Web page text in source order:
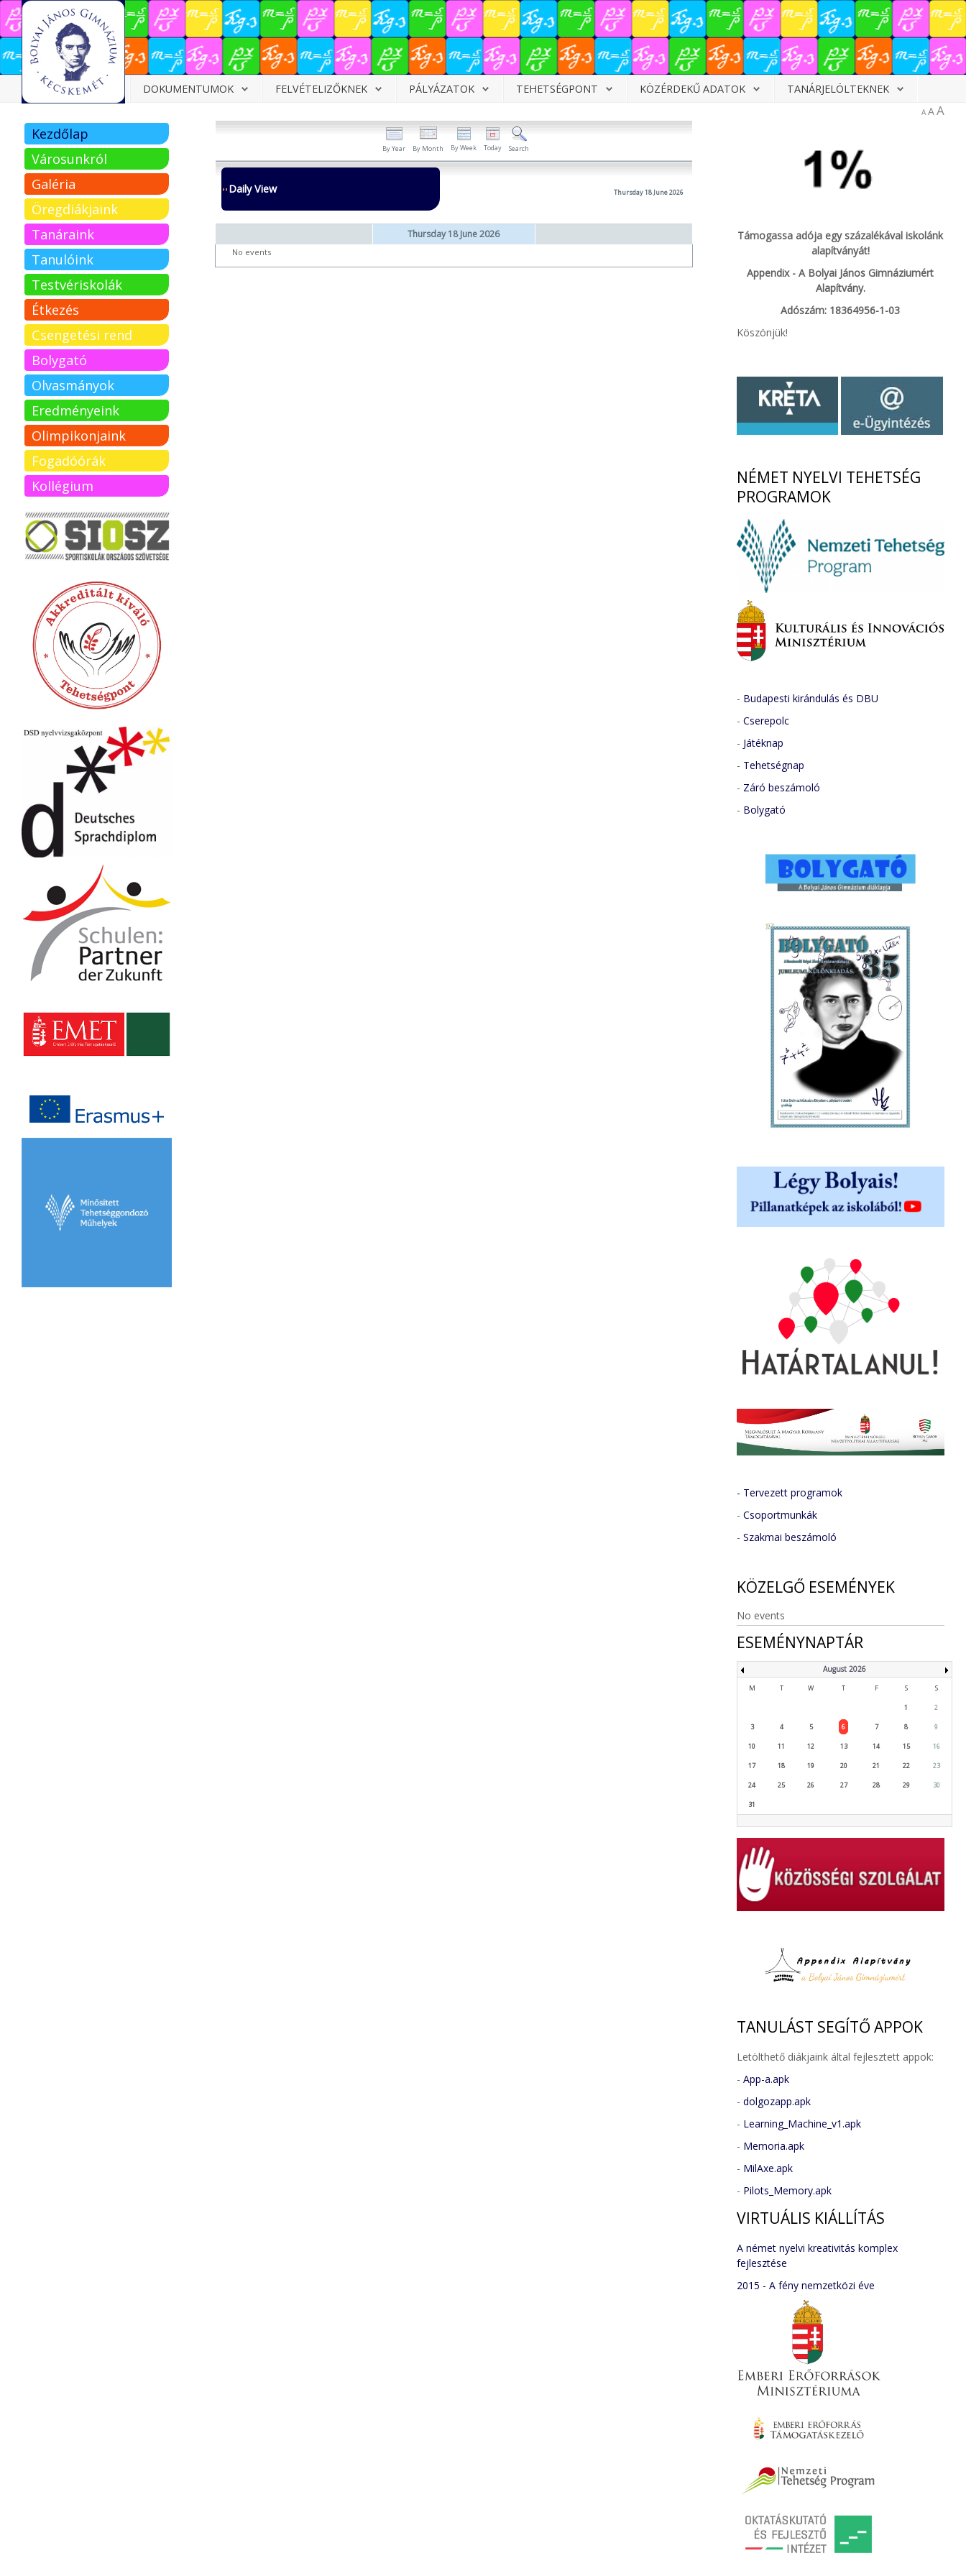
Dokumentumok
Felvételizőknek
Pályázatok
Tehetségpont
Közérdekű
adatok
Tanárjelölteknek
DOKUMENTUMOK FELVÉTELIZŐKNEK PÁLYÁZATOK TEHETSÉGPONT KÖZÉRDEKŰ ADATOK TANÁRJELÖLTEKNEK
A AA
By Year By Month By Week Today Search
Daily View Thursday 18 June 2026
Thursday 18 June 2026
No events
Kezdőlap
Városunkról
Galéria
Öregdiákjaink
Tanáraink
Tanulóink
Testvériskolák
Étkezés
Csengetési rend
Bolygató
Olvasmányok
Eredményeink
Olimpikonjaink
Fogadóórák
Kollégium
Támogassa adója egy százalékával iskolánk
alapítványát!
Appendix - A Bolyai János Gimnáziumért
Alapítvány.
Adószám: 18364956-1-03
Köszönjük!
NÉMET NYELVI TEHETSÉG
PROGRAMOK
- Budapesti kirándulás és DBU
- Cserepolc
- Játéknap
- Tehetségnap
- Záró beszámoló
- Bolygató
- Tervezett programok
- Csoportmunkák
- Szakmai beszámoló
KÖZELGŐ ESEMÉNYEK
No events
ESEMÉNYNAPTÁR
August 2026
M T W T F S S
1 2
3 4 5 6 7 8 9
10 11 12 13 14 15 16
17 18 19 20 21 22 23
24 25 26 27 28 29 30
31
TANULÁST SEGÍTŐ APPOK
Letölthető diákjaink által fejlesztett appok:
- App-a.apk
- dolgozapp.apk
- Learning_Machine_v1.apk
- Memoria.apk
- MilAxe.apk
- Pilots_Memory.apk
VIRTUÁLIS KIÁLLÍTÁS
A német nyelvi kreativitás komplex
fejlesztése
2015 - A fény nemzetközi éve